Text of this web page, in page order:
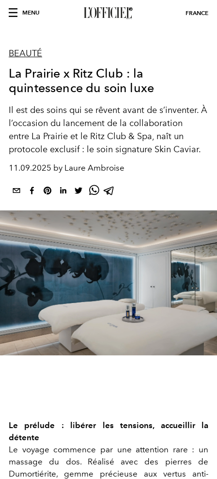
MENU FRANCE
BEAUTÉ
La Prairie x Ritz Club : la
quintessence du soin luxe
Il est des soins qui se rêvent avant de s’inventer. À
l’occasion du lancement de la collaboration
entre La Prairie et le Ritz Club & Spa, naît un
protocole exclusif : le soin signature Skin Caviar.
11.09.2025 by Laure Ambroise
Le prélude : libérer les tensions, accueillir la
détente
Le voyage commence par une attention rare : un
massage du dos. Réalisé avec des pierres de
Dumortiérite, gemme précieuse aux vertus anti-